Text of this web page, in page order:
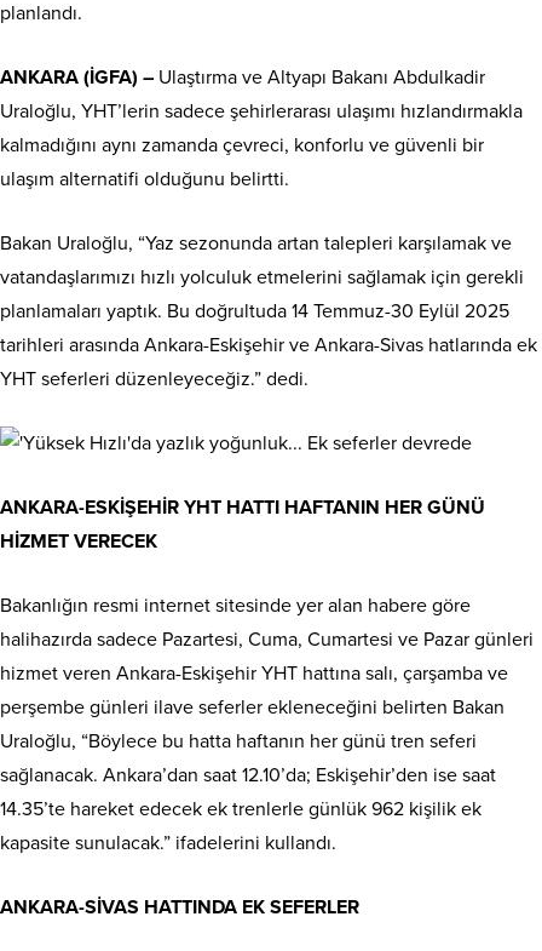
planlandı.
ANKARA (İGFA) – Ulaştırma ve Altyapı Bakanı Abdulkadir
Uraloğlu, YHT’lerin sadece şehirlerarası ulaşımı hızlandırmakla
kalmadığını aynı zamanda çevreci, konforlu ve güvenli bir
ulaşım alternatifi olduğunu belirtti.
Bakan Uraloğlu, “Yaz sezonunda artan talepleri karşılamak ve
vatandaşlarımızı hızlı yolculuk etmelerini sağlamak için gerekli
planlamaları yaptık. Bu doğrultuda 14 Temmuz-30 Eylül 2025
tarihleri arasında Ankara-Eskişehir ve Ankara-Sivas hatlarında ek
YHT seferleri düzenleyeceğiz.” dedi.
ANKARA-ESKİŞEHİR YHT HATTI HAFTANIN HER GÜNÜ
HİZMET VERECEK
Bakanlığın resmi internet sitesinde yer alan habere göre
halihazırda sadece Pazartesi, Cuma, Cumartesi ve Pazar günleri
hizmet veren Ankara-Eskişehir YHT hattına salı, çarşamba ve
perşembe günleri ilave seferler ekleneceğini belirten Bakan
Uraloğlu, “Böylece bu hatta haftanın her günü tren seferi
sağlanacak. Ankara’dan saat 12.10’da; Eskişehir’den ise saat
14.35’te hareket edecek ek trenlerle günlük 962 kişilik ek
kapasite sunulacak.” ifadelerini kullandı.
ANKARA-SİVAS HATTINDA EK SEFERLER